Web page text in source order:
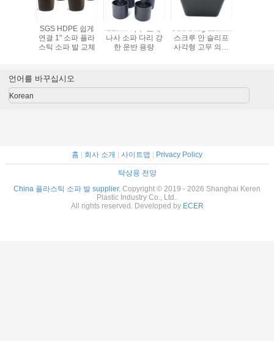
SGS HDPE 쉽게
연결 1" 소파 플라
스틱 소파 발 교체
60mm 가구 교체
나사 소파 다리 강
한 운반 용량
SGS 143g 115mm
스크루 안 슬리프
사각형 고무 의자
언어를 바꾸십시오
Korean
홈 | 회사 소개 | 사이트맵 | Privacy Policy
탁상용 전망
China 플라스틱 소파 발 supplier. Copyright © 2019 - 2026 Shanghai Keren
Plastic Industry Co., Ltd..
All rights reserved. Developed by ECER